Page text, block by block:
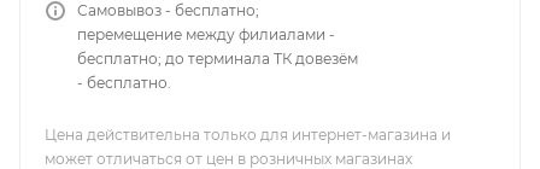
Самовывоз - бесплатно;
перемещение между филиалами -
бесплатно; до терминала ТК довезём
- бесплатно.
Цена действительна только для интернет-магазина и
может отличаться от цен в розничных магазинах